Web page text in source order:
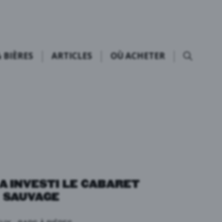
ARTICLES OÙ ACHETER
INVESTI LE CABARET
SAUVAGE